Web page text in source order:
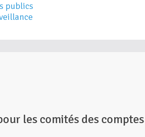
publics
les comités des